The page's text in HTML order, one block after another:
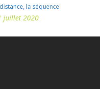
la séquence
juillet 2020